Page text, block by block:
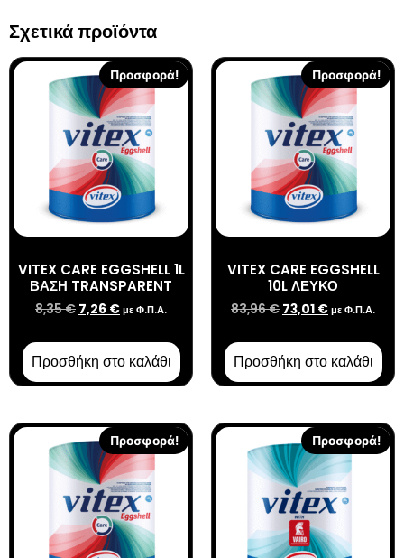
Σχετικά προϊόντα
Προσφορά!
VITEX CARE EGGSHELL 1L
ΒΑΣΗ TRANSPARENT
8,35€ 7,26 €με Φ.Π.Α.
Προσθήκη στο καλάθι
Προσφορά!
VITEX CARE EGGSHELL
10L ΛΕΥΚΟ
83,96€ 73,01 €με Φ.Π.Α.
Προσθήκη στο καλάθι
Προσφορά! Προσφορά!